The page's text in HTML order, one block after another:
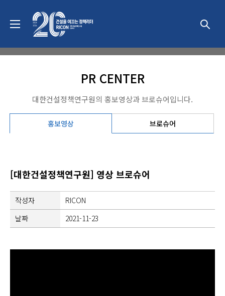
PR CENTER
대한건설정책연구원의 홍보영상과 브로슈어입니다.
홍보영상 브로슈어
[대한건설정책연구원] 영상 브로슈어
작성자
RICON
날짜
2021-11-23